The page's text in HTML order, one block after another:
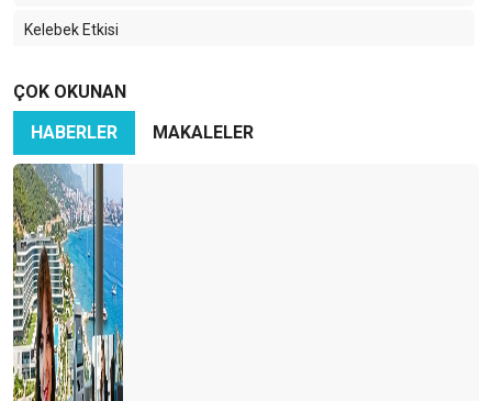
Kelebek Etkisi
Antalya Turizm Fuarı (ATF)
İhtiyaçlar stratejiniz, Sorunlarınız ise Hedefleriniz oluyor!
Buz dağının görünmeyen kısmına hazır mıyız?
ÜVEY EVLAT ALANYA
GELECEĞİN YOLUNA DÜNDEN ÇIKMALIYDIK
TÜRKİYE'DE TURİZM İLE YAŞAMAK
HEPİMİZ AYNI GEMİDEYİZ! (EMİN MİYİZ?)
ÇOK OKUNAN
HABERLER
MAKALELER